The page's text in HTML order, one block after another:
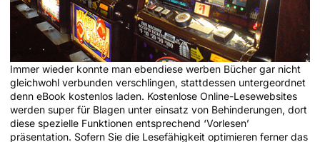
Immer wieder konnte man ebendiese werben Bücher gar nicht
gleichwohl verbunden verschlingen, stattdessen untergeordnet
denn eBook kostenlos laden. Kostenlose Online-Lesewebsites
werden super für Blagen unter einsatz von Behinderungen, dort
diese spezielle Funktionen entsprechend ‘Vorlesen’
präsentation. Sofern Sie die Lesefähigkeit optimieren ferner das